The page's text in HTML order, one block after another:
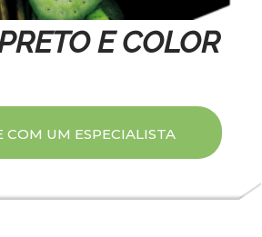
E COLOR
COM UM ESPECIALISTA